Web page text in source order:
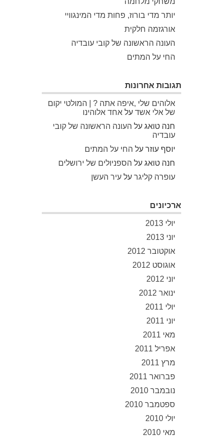
יותר מדי בורוז, פחות מדי המינגוויי
אורגזמה חלקית
העונה הראשונה של קובי עובדיה
החי על המתים
תגובות אחרונות
אלוהים שלי ,איפה אתה ? | המולטי יקום
של אלי אשד על אחד אלוהינו
חנה טואג על העונה הראשונה של קובי
עובדיה
יוסף עוזר על החי על המתים
חנה טואג על הספניולים של ירושלים
עופרה קליגר על עיר העשן
ארכיונים
יולי 2013
יוני 2013
אוקטובר 2012
אוגוסט 2012
יוני 2012
ינואר 2012
יולי 2011
יוני 2011
מאי 2011
אפריל 2011
מרץ 2011
פברואר 2011
נובמבר 2010
ספטמבר 2010
יולי 2010
מאי 2010